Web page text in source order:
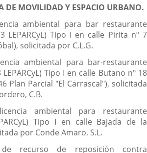
DE MOVILIDAD Y ESPACIO URBANO.
ambiental para bar restaurante
LEPARCyL) Tipo I en calle Pirita nº 7
solicitada por C.L.G.
ambiental para bar-restaurante
Tipo I en calle Butano nº 18
Plan Parcial "El Carrascal"), solicitada
C.B.
ambiental para restaurante
Tipo I en calle Bajada de la
por Conde Amaro, S.L.
recurso de reposición contra